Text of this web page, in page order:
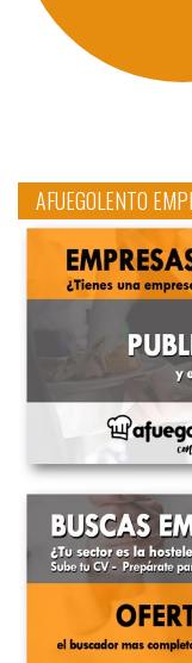
AFUEGOLENTO